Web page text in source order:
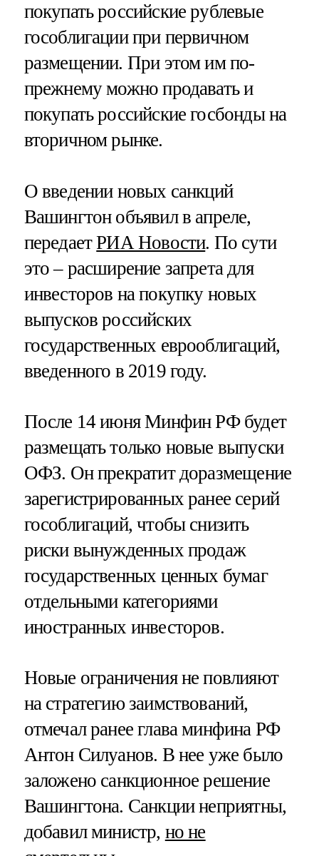
покупать российские рублевые
гособлигации при первичном
размещении. При этом им по-
прежнему можно продавать и
покупать российские госбонды на
вторичном рынке.
О введении новых санкций
Вашингтон объявил в апреле,
передаетРИА Новости. По сути
это – расширение запрета для
инвесторов на покупку новых
выпусков российских
государственных еврооблигаций,
введенного в 2019 году.
После 14 июня Минфин РФ будет
размещать только новые выпуски
ОФЗ. Он прекратит доразмещение
зарегистрированных ранее серий
гособлигаций, чтобы снизить
риски вынужденных продаж
государственных ценных бумаг
отдельными категориями
иностранных инвесторов.
Новые ограничения не повлияют
на стратегию заимствований,
отмечал ранее глава минфина РФ
Антон Силуанов. В нее уже было
заложено санкционное решение
Вашингтона. Санкции неприятны,
добавил министр, но не